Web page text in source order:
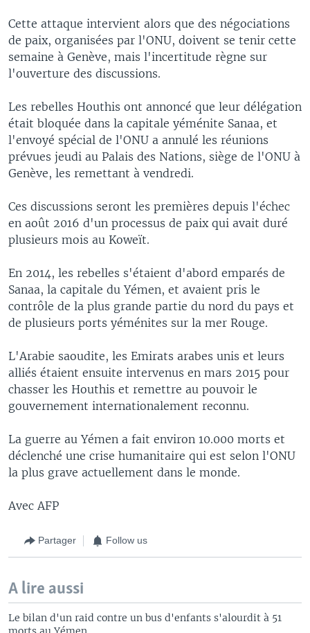
Cette attaque intervient alors que des négociations
de paix, organisées par l'ONU, doivent se tenir cette
semaine à Genève, mais l'incertitude règne sur
l'ouverture des discussions.
Les rebelles Houthis ont annoncé que leur délégation
était bloquée dans la capitale yéménite Sanaa, et
l'envoyé spécial de l'ONU a annulé les réunions
prévues jeudi au Palais des Nations, siège de l'ONU à
Genève, les remettant à vendredi.
Ces discussions seront les premières depuis l'échec
en août 2016 d'un processus de paix qui avait duré
plusieurs mois au Koweït.
En 2014, les rebelles s'étaient d'abord emparés de
Sanaa, la capitale du Yémen, et avaient pris le
contrôle de la plus grande partie du nord du pays et
de plusieurs ports yéménites sur la mer Rouge.
L'Arabie saoudite, les Emirats arabes unis et leurs
alliés étaient ensuite intervenus en mars 2015 pour
chasser les Houthis et remettre au pouvoir le
gouvernement internationalement reconnu.
La guerre au Yémen a fait environ 10.000 morts et
déclenché une crise humanitaire qui est selon l'ONU
la plus grave actuellement dans le monde.
Avec AFP
Partager Follow us
A lire aussi
Le bilan d'un raid contre un bus d'enfants s'alourdit à 51